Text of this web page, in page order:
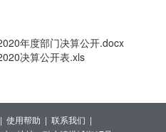
年度部门决算公开.docx
决算公开表.xls
使用帮助 | 联系我们 |